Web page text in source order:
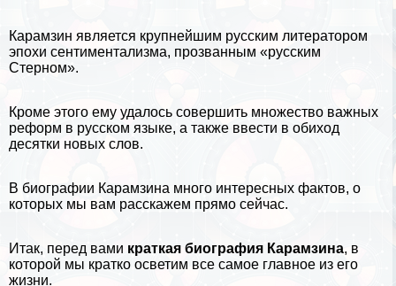
Карамзин является крупнейшим русским литератором
эпохи сентиментализма, прозванным «русским
Стерном».
Кроме этого ему удалось совершить множество важных
реформ в русском языке, а также ввести в обиход
десятки новых слов.
В биографии Карамзина много интересных фактов, о
которых мы вам расскажем прямо сейчас.
Итак, перед вами краткая биография Карамзина, в
которой мы кратко осветим все самое главное из его
жизни.